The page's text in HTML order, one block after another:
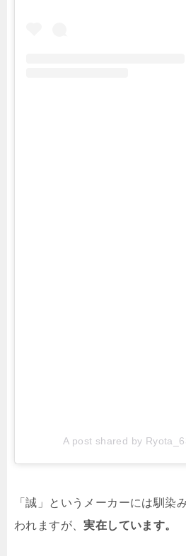
A post shared by
「誠」というメーカーには馴染
われますが、実在しています。